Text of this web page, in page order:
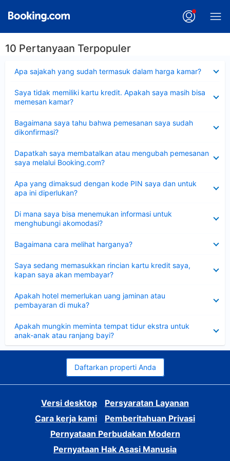
10 Pertanyaan Terpopuler
Apa sajakah yang sudah termasuk dalam harga kamar?
Saya tidak memiliki kartu kredit. Apakah saya masih bisa
memesan kamar?
Bagaimana saya tahu bahwa pemesanan saya sudah
dikonfirmasi?
Dapatkah saya membatalkan atau mengubah pemesanan
saya melalui Booking.com?
Apa yang dimaksud dengan kode PIN saya dan untuk
apa ini diperlukan?
Di mana saya bisa menemukan informasi untuk
menghubungi akomodasi?
Bagaimana cara melihat harganya?
Saya sedang memasukkan rincian kartu kredit saya,
kapan saya akan membayar?
Apakah hotel memerlukan uang jaminan atau
pembayaran di muka?
Apakah mungkin meminta tempat tidur ekstra untuk
anak-anak atau ranjang bayi?
Daftarkan properti Anda
Versi desktop
Persyaratan Layanan
Cara kerja kami
Pemberitahuan Privasi
Pernyataan Perbudakan Modern
Pernyataan Hak Asasi Manusia